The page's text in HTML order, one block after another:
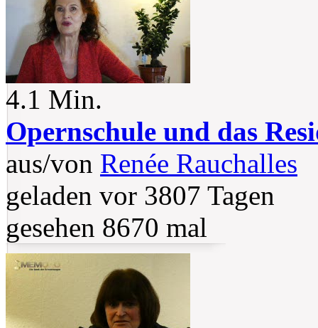
4.1 Min.
Opernschule und das
aus/von Renée Rauchalles
geladen vor 3807 Tagen
gesehen 8670 mal